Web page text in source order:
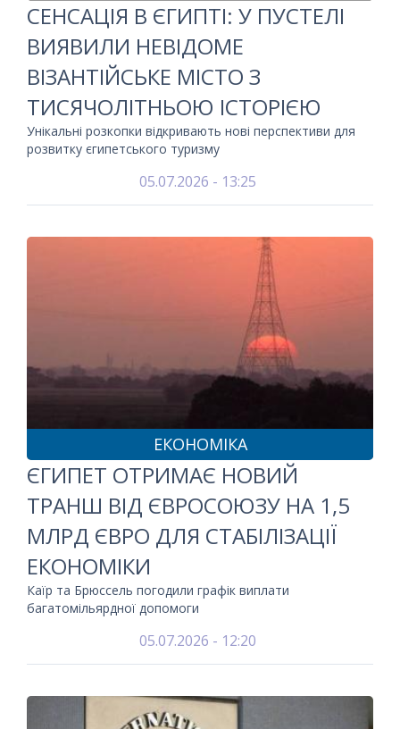
СЕНСАЦІЯ В ЄГИПТІ: У ПУСТЕЛІ
ВИЯВИЛИ НЕВІДОМЕ
ВІЗАНТІЙСЬКЕ МІСТО З
ТИСЯЧОЛІТНЬОЮ ІСТОРІЄЮ
Унікальні розкопки відкривають нові перспективи для
розвитку єгипетського туризму
05.07.2026 - 13:25
ЕКОНОМІКА
ЄГИПЕТ ОТРИМАЄ НОВИЙ
ТРАНШ ВІД ЄВРОСОЮЗУ НА 1,5
МЛРД ЄВРО ДЛЯ СТАБІЛІЗАЦІЇ
ЕКОНОМІКИ
Каїр та Брюссель погодили графік виплати
багатомільярдної допомоги
05.07.2026 - 12:20